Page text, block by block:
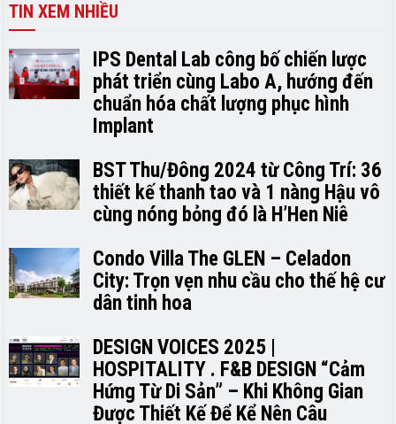
TIN XEM NHIỀU
IPS Dental Lab công bố chiến lược
phát triển cùng Labo A, hướng đến
chuẩn hóa chất lượng phục hình
Implant
BST Thu/Đông 2024 từ Công Trí: 36
thiết kế thanh tao và 1 nàng Hậu vô
cùng nóng bỏng đó là H’H­­­­en Niê
Condo Villa The GLEN – Celadon
City: Trọn vẹn nhu cầu cho thế hệ cư
dân tinh hoa
DESIGN VOICES 2025 |
HOSPITALITY . F&B DESIGN “Cảm
Hứng Từ Di Sản” – Khi Không Gian
Được Thiết Kế Để Kể Nên Câu